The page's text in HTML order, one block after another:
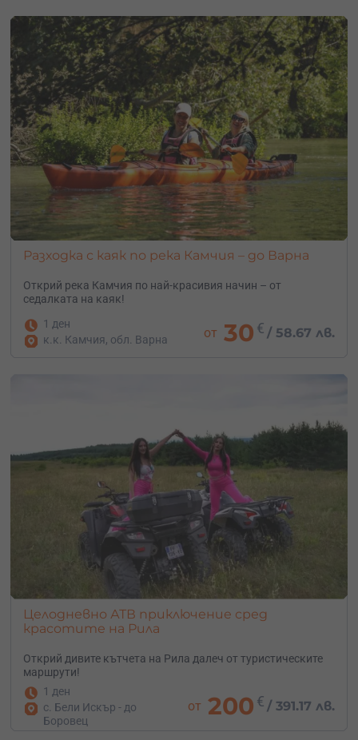
Разходка с каяк по река Камчия – до Варна
Открий река Камчия по най-красивия начин – от
седалката на каяк!
1 ден
к.к. Камчия, обл. Варна
от 30 € / 58.67 лв.
Целодневно АТВ приключение сред
красотите на Рила
Открий дивите кътчета на Рила далеч от туристическите
маршрути!
1 ден
с. Бели Искър - до
Боровец
от 200 € /391.17 лв.